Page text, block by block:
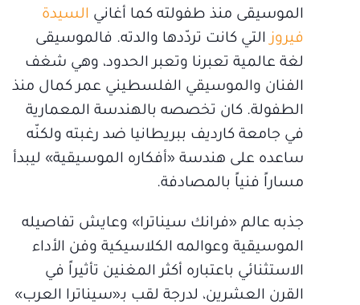
الموسيقى منذ طفولته كما أغاني السيدة
فيروز التي كانت تردّدها والدته. فالموسيقى
لغة عالمية تعبرنا وتعبر الحدود، وهي شغف
الفنان والموسيقي الفلسطيني عمر كمال منذ
الطفولة. كان تخصصه بالهندسة المعمارية
في جامعة كارديف ببريطانيا ضد رغبته ولكنّه
ساعده على هندسة «أفكاره الموسيقية» ليبدأ
مساراً فنياً بالمصادفة.
جذبه عالم «فرانك سيناترا» وعايش تفاصيله
الموسيقية وعوالمه الكلاسيكية وفن الأداء
الاستثنائي باعتباره أكثر المغنين تأثيراً في
القرن العشرين، لدرجة لقب بـ«سيناترا العرب»